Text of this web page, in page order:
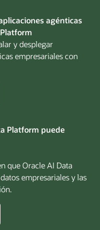
agénticas
y desplegar
empresariales con
Platform puede
que Oracle AI Data
empresariales y las